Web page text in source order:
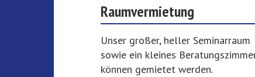
Raumvermietung
Unser großer, heller Seminarraum
sowie ein kleines
können gemietet werden.